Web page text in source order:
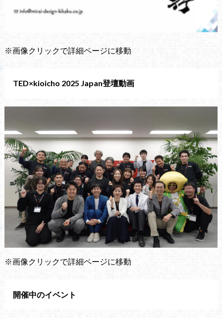
※画像クリックで詳細ページに移動
TED×kioicho 2025 Japan登壇動画
※画像クリックで詳細ページに移動
開催中のイベント